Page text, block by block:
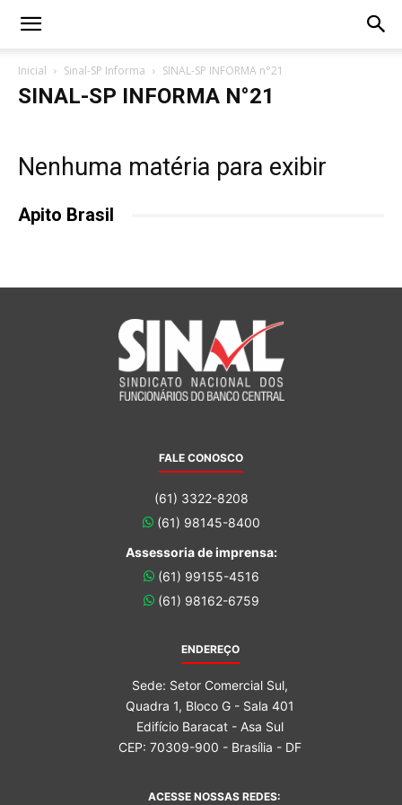
Inicial Sinal-SP Informa SINAL-SP INFORMA n°21
SINAL-SP INFORMA N°21
Nenhuma matéria para exibir
Apito Brasil
FALE CONOSCO
(61) 3322-8208
(61) 98145-8400
Assessoria de imprensa:
(61) 99155-4516
(61) 98162-6759
ENDEREÇO
Sede: Setor Comercial Sul,
Quadra 1, Bloco G - Sala 401
Edifício Baracat - Asa Sul
CEP: 70309-900 - Brasília - DF
ACESSE NOSSAS REDES: